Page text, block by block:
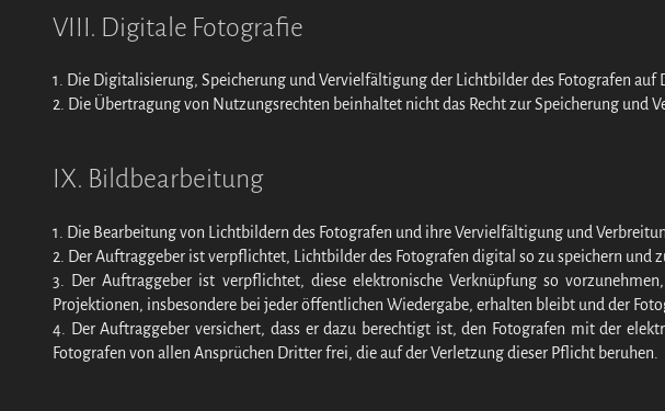
VIII. Digitale Fotografie
1. Die Digitalisierung, Speicherung und Vervielfältigung der Lichtbilder des Fotografen
2. Die Übertragung von Nutzungsrechten beinhaltet nicht das Recht zur Speicherung und
IX. Bildbearbeitung
1. Die Bearbeitung von Lichtbildern des Fotografen und ihre Vervielfältigung und
2. Der Auftraggeber ist verpflichtet, Lichtbilder des Fotografen digital so zu speichern
3. Der Auftraggeber ist verpflichtet, diese elektronische Verknüpfung so
Projektionen, insbesondere bei jeder öffentlichen Wiedergabe, erhalten bleibt und der
4. Der Auftraggeber versichert, dass er dazu berechtigt ist, den Fotografen mit der
Fotografen von allen Ansprüchen Dritter frei, die auf der Verletzung dieser Pflicht beruhen.